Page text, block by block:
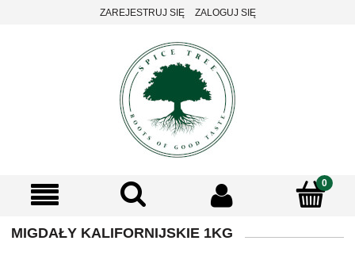
ZAREJESTRUJ SIĘ ZALOGUJ SIĘ
MIGDAŁY KALIFORNIJSKIE 1KG